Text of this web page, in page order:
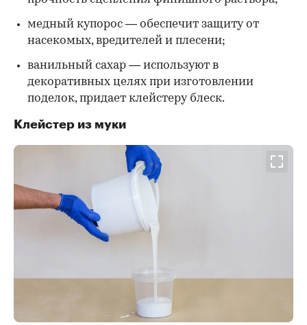
медный купорос — обеспечит защиту от
насекомых, вредителей и плесени;
ванильный сахар — используют в
декоративных целях при изготовлении
поделок, придает клейстеру блеск.
Клейстер из муки